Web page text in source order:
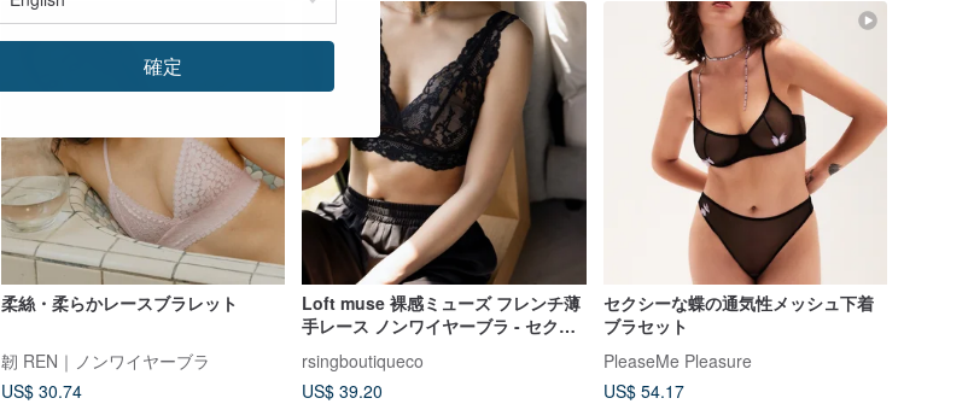
柔絲・柔らかレースブラレット
韌 REN｜ノンワイヤーブラ
US$ 30.74
Loft muse 裸感ミューズ フレンチ薄
手レース ノンワイヤーブラ - セクシ
ーブラック
rsingboutiqueco
US$ 39.20
セクシーな蝶の通気性メッシュ下着
ブラセット
PleaseMe Pleasure
US$ 54.17
確定